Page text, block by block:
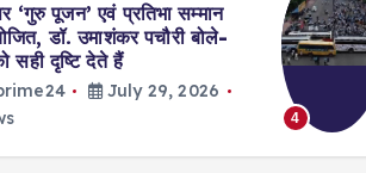
‘गुरु पूजन’ एवं प्रतिभा सम्मान
डॉ. उमाशंकर पचौरी बोले-
सही दृष्टि देते हैं
July 29, 2026
4